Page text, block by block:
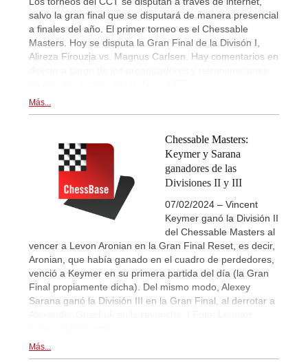
salvo la gran final que se disputará de manera presencial
a finales del año. El primer torneo es el Chessable
Masters. Hoy se disputa la Gran Final de la Divisón I,
Alireza Firouzja vs. Magnus Carlsen. Hay comentarios en
Más...
Chessable Masters:
Keymer y Sarana
ganadores de las
Divisiones II y III
07/02/2024 – Vincent
Keymer ganó la División II
del Chessable Masters al
vencer a Levon Aronian en la Gran Final Reset, es decir,
Aronian, que había ganado en el cuadro de perdedores,
venció a Keymer en su primera partida del día (la Gran
Final propiamente dicha). Del mismo modo, Alexey
Sarana ganó la División III en la Gran Final, al derrotar a
Más...